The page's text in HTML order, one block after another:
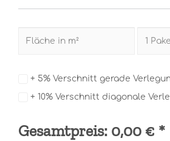
+ 5% Verschnitt gerade
+ 10% Verschnitt diagonale
Gesamtpreis: 0,00 € *